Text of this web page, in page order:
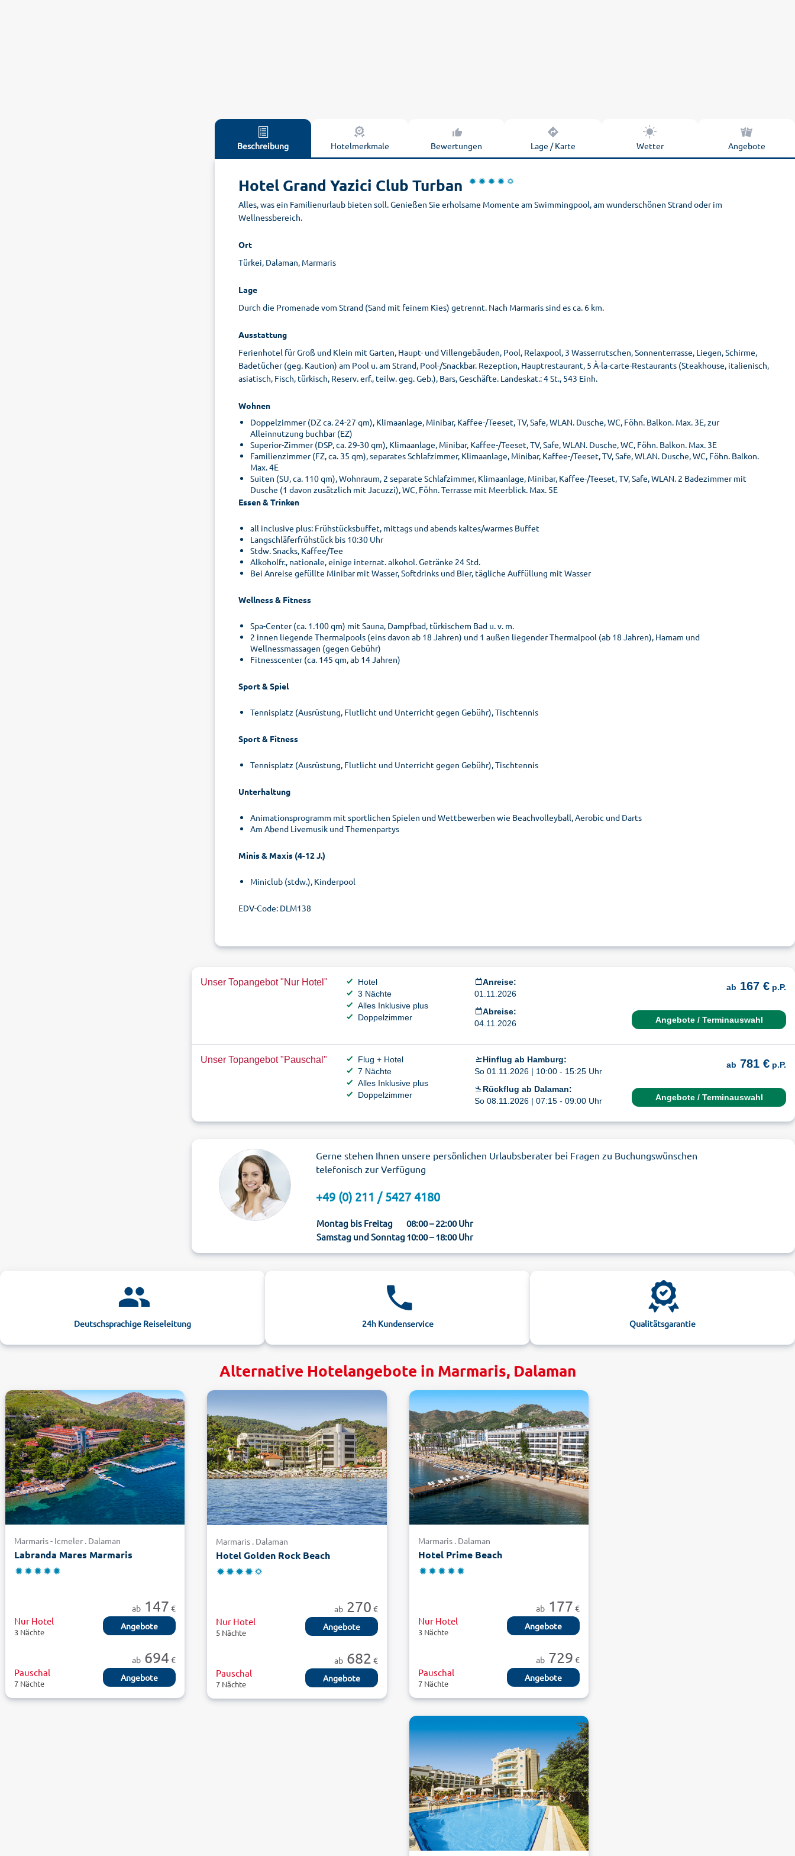
Beschreibung Hotelmerkmale Bewertungen Lage / Karte Wetter Angebote
Hotel Grand Yazici Club Turban
Alles, was ein Familienurlaub bieten soll. Genießen Sie erholsame Momente am Swimmingpool, am wunderschönen Strand oder im
Wellnessbereich.
Ort
Türkei, Dalaman, Marmaris
Lage
Durch die Promenade vom Strand (Sand mit feinem Kies) getrennt. Nach Marmaris sind es ca. 6 km.
Ausstattung
Ferienhotel für Groß und Klein mit Garten, Haupt- und Villengebäuden, Pool, Relaxpool, 3 Wasserrutschen, Sonnenterrasse, Liegen, Schirme,
Badetücher (geg. Kaution) am Pool u. am Strand, Pool-/Snackbar. Rezeption, Hauptrestaurant, 5 À-la-carte-Restaurants (Steakhouse, italienisch,
asiatisch, Fisch, türkisch, Reserv. erf., teilw. geg. Geb.), Bars, Geschäfte. Landeskat.: 4 St., 543 Einh.
Wohnen
Doppelzimmer (DZ ca. 24-27 qm), Klimaanlage, Minibar, Kaffee-/Teeset, TV, Safe, WLAN. Dusche, WC, Föhn. Balkon. Max. 3E, zur
Alleinnutzung buchbar (EZ)
Superior-Zimmer (DSP, ca. 29-30 qm), Klimaanlage, Minibar, Kaffee-/Teeset, TV, Safe, WLAN. Dusche, WC, Föhn. Balkon. Max. 3E
Familienzimmer (FZ, ca. 35 qm), separates Schlafzimmer, Klimaanlage, Minibar, Kaffee-/Teeset, TV, Safe, WLAN. Dusche, WC, Föhn. Balkon.
Max. 4E
Suiten (SU, ca. 110 qm), Wohnraum, 2 separate Schlafzimmer, Klimaanlage, Minibar, Kaffee-/Teeset, TV, Safe, WLAN. 2 Badezimmer mit
Dusche (1 davon zusätzlich mit Jacuzzi), WC, Föhn. Terrasse mit Meerblick. Max. 5E
Essen & Trinken
all inclusive plus: Frühstücksbuffet, mittags und abends kaltes/warmes Buffet
Langschläferfrühstück bis 10:30 Uhr
Stdw. Snacks, Kaffee/Tee
Alkoholfr., nationale, einige internat. alkohol. Getränke 24 Std.
Bei Anreise gefüllte Minibar mit Wasser, Softdrinks und Bier, tägliche Auffüllung mit Wasser
Wellness & Fitness
Spa-Center (ca. 1.100 qm) mit Sauna, Dampfbad, türkischem Bad u. v. m.
2 innen liegende Thermalpools (eins davon ab 18 Jahren) und 1 außen liegender Thermalpool (ab 18 Jahren), Hamam und
Wellnessmassagen (gegen Gebühr)
Fitnesscenter (ca. 145 qm, ab 14 Jahren)
Sport & Spiel
Tennisplatz (Ausrüstung, Flutlicht und Unterricht gegen Gebühr), Tischtennis
Sport & Fitness
Tennisplatz (Ausrüstung, Flutlicht und Unterricht gegen Gebühr), Tischtennis
Unterhaltung
Animationsprogramm mit sportlichen Spielen und Wettbewerben wie Beachvolleyball, Aerobic und Darts
Am Abend Livemusik und Themenpartys
Minis & Maxis (4-12 J.)
Miniclub (stdw.), Kinderpool
EDV-Code: DLM138
Unser Topangebot "Nur Hotel"
Hotel
3 Nächte
Alles Inklusive plus
Doppelzimmer
Anreise:
01.11.2026
Abreise:
04.11.2026
ab 167 € p.P.
Angebote / Terminauswahl
Unser Topangebot "Pauschal"
Flug + Hotel
7 Nächte
Alles Inklusive plus
Doppelzimmer
Hinflug ab Hamburg:
So 01.11.2026 | 10:00 - 15:25 Uhr
Rückflug ab Dalaman:
So 08.11.2026 | 07:15 - 09:00 Uhr
ab 781 € p.P.
Angebote / Terminauswahl
Gerne stehen Ihnen unsere persönlichen Urlaubsberater bei Fragen zu Buchungswünschen
telefonisch zur Verfügung
+49 (0) 211 / 5427 4180
Montag bis Freitag
08:00 – 22:00 Uhr
Samstag und Sonntag10:00 – 18:00 Uhr
Deutschsprachige Reiseleitung 24h Kundenservice Qualitätsgarantie
Alternative Hotelangebote in Marmaris, Dalaman
Marmaris - Icmeler . Dalaman
Labranda Mares Marmaris
ab 147 €
Nur Hotel
3 Nächte
Angebote
ab 694 €
Pauschal
7 Nächte
Angebote
Marmaris . Dalaman
Hotel Golden Rock Beach
ab270 €
Nur Hotel
5 Nächte
Angebote
ab682 €
Pauschal
7 Nächte
Angebote
Marmaris . Dalaman
Hotel Prime Beach
ab 177 €
Nur Hotel
3 Nächte
Angebote
ab 729 €
Pauschal
7 Nächte
Angebote